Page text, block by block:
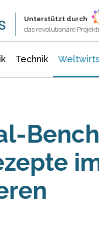
Unterstützt durch
das revolutionäre
Technik